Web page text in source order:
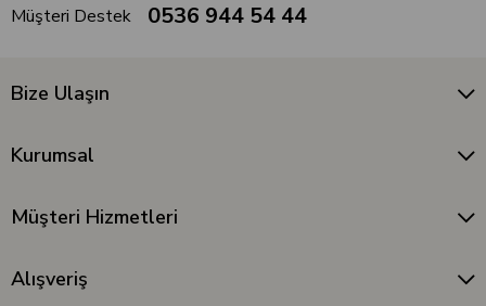
Müşteri Destek 0536 944 54 44
Bize Ulaşın
Kurumsal
Müşteri Hizmetleri
Alışveriş